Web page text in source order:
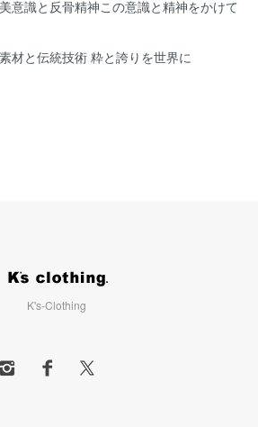
意識と反骨精神この意識と精神をかけて
材と伝統技術 粋と誇りを世界に
K's-Clothing